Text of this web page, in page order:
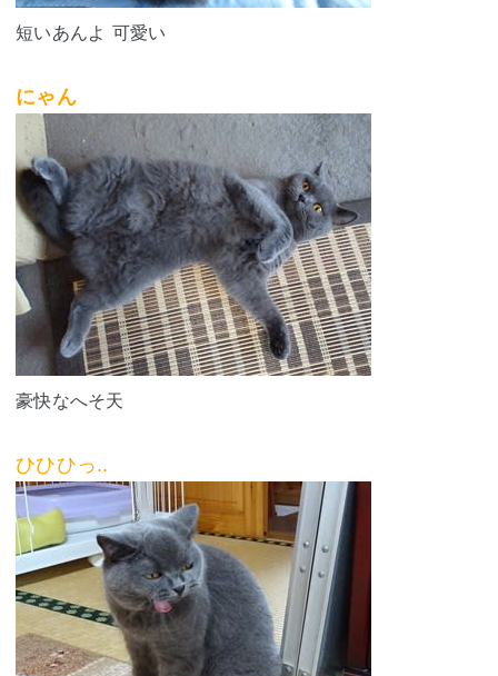
短いあんよ 可愛い
にゃん
豪快なへそ天
ひひひっ..